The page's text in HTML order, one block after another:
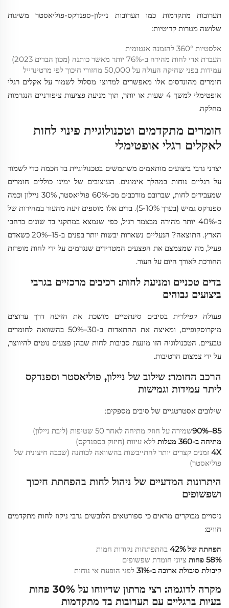
תערובות מתקדמות כמו תערובות ניילון-ספנדקס-פוליאסטר משיגות
שלושה מטרות קריטיות:
אלסטיות 360° להזמנה אנטומית
העברת אדי לחות מהירה ב-76% יותר מאשר כותנה (מכון הבדים 2023)
עמידות בפני שחיקה העולה על 50,000 מחזורי חיכוך לפי מרטינדייל
חומרים מהונדסים אלו מאפשרים למרוצי מסלול לשמור על אקלים רגלי
אופטימלי למשך 4 שעות או יותר, תוך מניעת פציעות ציפורניים הנגרמות
מחלקה.
חומרים מתקדמים וטכנולוגיית פינוי לחות
לאקלים רגלי אופטימלי
יצרני גרבי ביצועים מותאמים משתמשים בטכנולוגיית בד חכמה כדי לשמור
על רגליים נוחות במהלך אימונים. העיצובים של ימינו כוללים חומרים
שמעבירים לחות, שברובם מורכבים מכ-60% פוליאסטר, 30% ניילון וכמה
ספנדקס גמיש (בערך 5-10%). בדים אלו מוספים זיעה מהעור במהירות של
כ-40% יותר מהירה מבצמר רגיל, כפי שנמצא במתקני בד שונים ברחבי
הארץ. התוצאה? הנעליים נשארות יבשות יותר בפנים ב-15–20% כשאדם
פעיל, מה שמצמצם את הפצעים המטרידים שנגרמים על ידי לחות מופרזת
החורכת לאורך היום על העור.
בדים טכניים ומניעת לחות: רכיבים מרכזיים בגרבי
ביצועים גבוהים
פעולה קפילרית בסיבים סינתטיים מושכת את הזיעה דרך ערוצים
מיקרוסקופיים, ומאיצה את ההתאדות ב-30–50% בהשוואה לחומרים
טבעיים. הטכנולוגיה הזו מונעת סביבות לחות שבהן פצעים נוטים להיווצר,
על ידי צמצום הרטיבות.
הרכב החומר: שילוב של ניילון, פוליאסטר וספנדקס
ליתר עמידות וגמישות
שילובים אסטרטגיים של סיבים מספקים:
85–90%
שמירה על חוזק מתיחה לאחר 50 שטיפות (ליבת ניילון)
מתיחה ב-360 מעלות
ללא עיוות (חיזוק בספנדקס)
4X זמנים קצרים יותר להתייבשות בהשוואה לכותנה (שכבה חיצונית של
פוליאסטר)
היתרונות המדעיים של ניהול לחות בהפחתת חיכוך
ושפשופים
ניסויים מבוקרים מראים כי ספורטאים הלובשים גרבי ניקוז לחות מתקדמים
חווים:
הפחתה של 42%
בהתפתחות נקודות חמות
58% פחות
ציוני חומרת שפשופים
קיבולת סיבולת ארוכה ב-31%
לפני הופעת אי נוחות
מקרה לדוגמה: רצי מרתון שדיווחו על 30% פחות
בעיות ברגליים עם תערובות בד מתקדמות